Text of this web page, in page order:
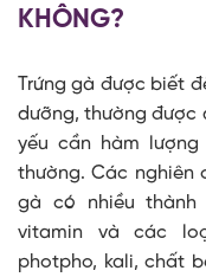
KHÔNG?
Trứng gà được biết
dưỡng, thường được
yếu cần hàm
thường. Các nghiên
gà có nhiều thành
vitamin và các
photpho, kali, chất